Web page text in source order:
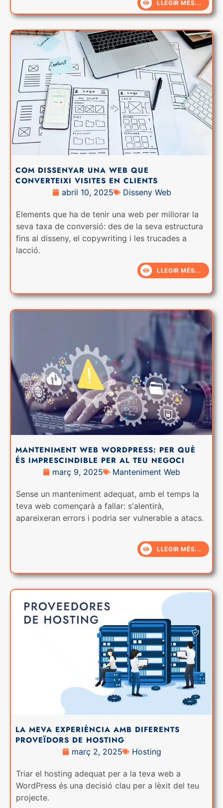
LLEGIR MÉS...
COM DISSENYAR UNA WEB QUE
CONVERTEIXI VISITES EN CLIENTS
abril 10, 2025 Disseny Web
Elements que ha de tenir una web per millorar la
seva taxa de conversió: des de la seva estructura
fins al disseny, el copywriting i les trucades a
lacció.
LLEGIR MÉS...
MANTENIMENT WEB WORDPRESS: PER QUÈ
ÉS IMPRESCINDIBLE PER AL TEU NEGOCI
març 9, 2025 Manteniment Web
Sense un manteniment adequat, amb el temps la
teva web començarà a fallar: s'alentirà,
apareixeran errors i podria ser vulnerable a atacs.
LLEGIR MÉS...
LA MEVA EXPERIÈNCIA AMB DIFERENTS
PROVEÏDORS DE HOSTING
març 2, 2025 Hosting
Triar el hosting adequat per a la teva web a
WordPress és una decisió clau per a lèxit del teu
projecte.